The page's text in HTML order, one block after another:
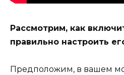
Рассмотрим, как
правильно настроить
Предположим, в вашем